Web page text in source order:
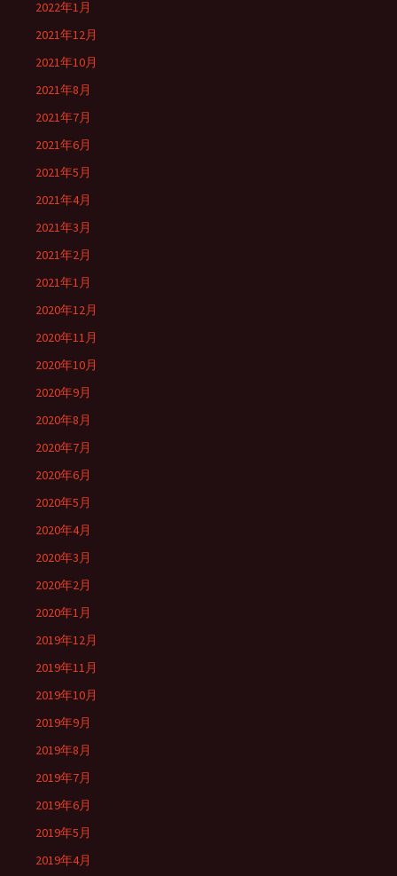
2022年1月
2021年12月
2021年10月
2021年8月
2021年7月
2021年6月
2021年5月
2021年4月
2021年3月
2021年2月
2021年1月
2020年12月
2020年11月
2020年10月
2020年9月
2020年8月
2020年7月
2020年6月
2020年5月
2020年4月
2020年3月
2020年2月
2020年1月
2019年12月
2019年11月
2019年10月
2019年9月
2019年8月
2019年7月
2019年6月
2019年5月
2019年4月